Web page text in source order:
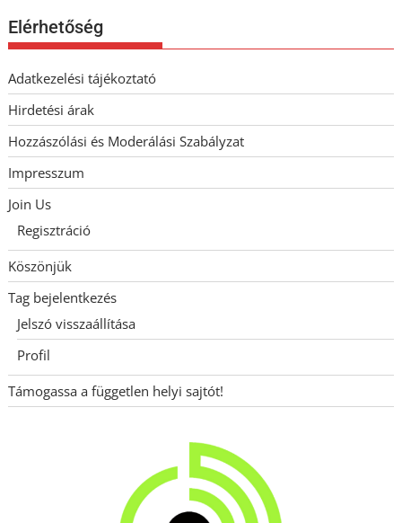
Elérhetőség
Adatkezelési tájékoztató
Hirdetési árak
Hozzászólási és Moderálási Szabályzat
Impresszum
Join Us
Regisztráció
Köszönjük
Tag bejelentkezés
Jelszó visszaállítása
Profil
Támogassa a független helyi sajtót!